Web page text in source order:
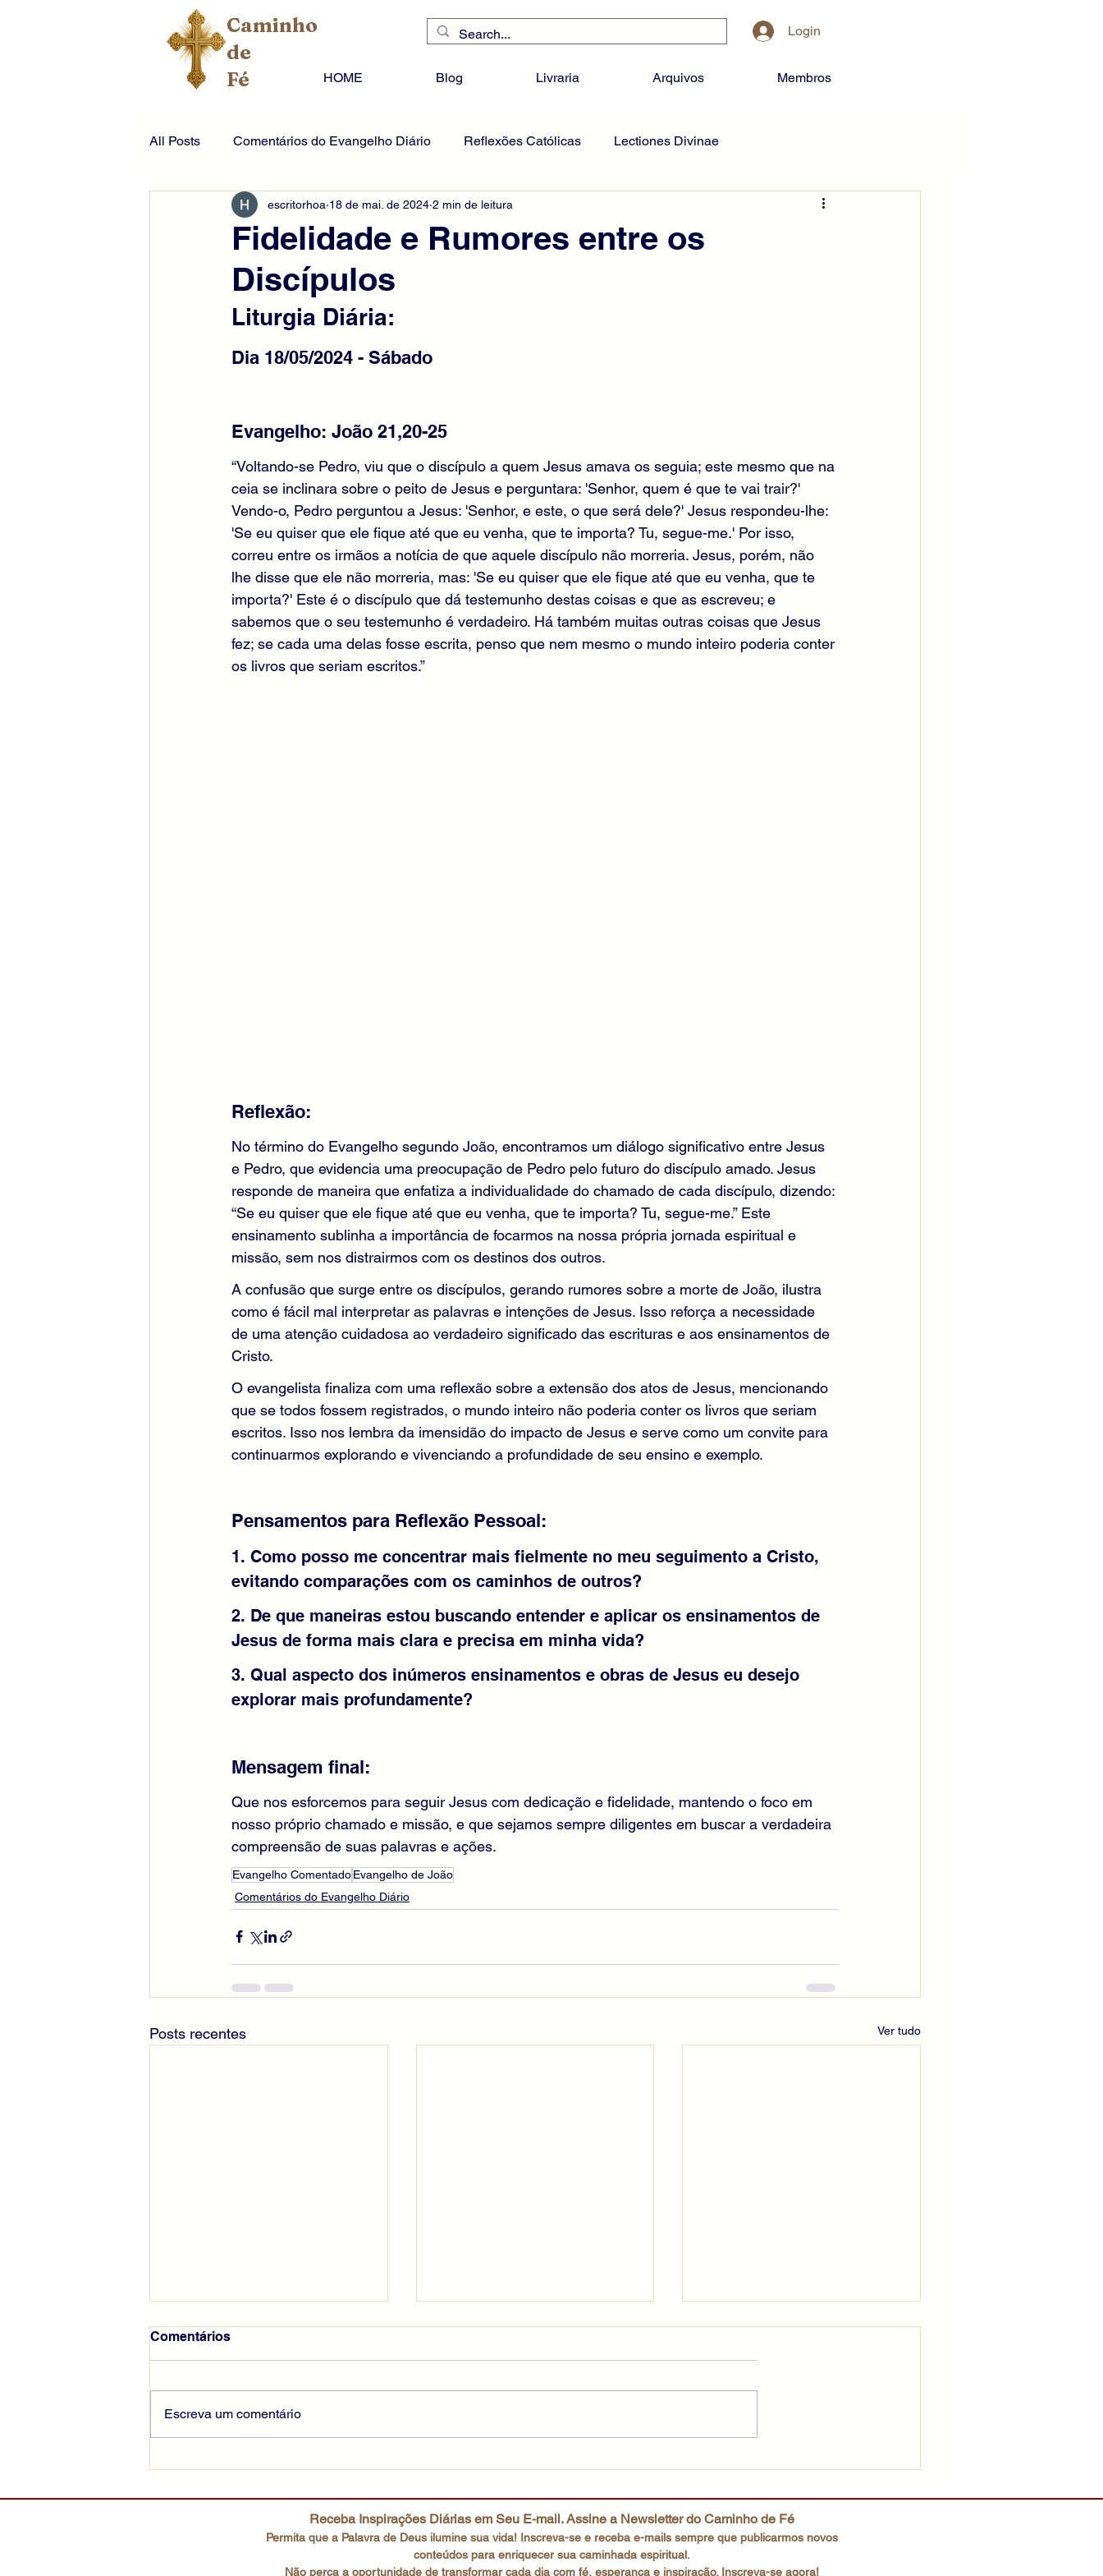
Caminho
de
Fé
Login
HOME Blog Livraria Arquivos Membros
All Posts Comentários do Evangelho Diário Reflexões Católicas Lectiones Divinae
Fidelidade e Rumores entre os
Discípulos
escritorhoa 18 de mai. de 2024 2 min de leitura
Liturgia Diária:
Dia 18/05/2024 - Sábado
Evangelho: João 21,20-25
“Voltando-se Pedro, viu que o discípulo a quem Jesus amava os seguia; este mesmo que na
ceia se inclinara sobre o peito de Jesus e perguntara: 'Senhor, quem é que te vai trair?'
Vendo-o, Pedro perguntou a Jesus: 'Senhor, e este, o que será dele?' Jesus respondeu-lhe:
'Se eu quiser que ele fique até que eu venha, que te importa? Tu, segue-me.' Por isso,
correu entre os irmãos a notícia de que aquele discípulo não morreria. Jesus, porém, não
lhe disse que ele não morreria, mas: 'Se eu quiser que ele fique até que eu venha, que te
importa?' Este é o discípulo que dá testemunho destas coisas e que as escreveu; e
sabemos que o seu testemunho é verdadeiro. Há também muitas outras coisas que Jesus
fez; se cada uma delas fosse escrita, penso que nem mesmo o mundo inteiro poderia conter
os livros que seriam escritos.”
Reflexão:
No término do Evangelho segundo João, encontramos um diálogo significativo entre Jesus
e Pedro, que evidencia uma preocupação de Pedro pelo futuro do discípulo amado. Jesus
responde de maneira que enfatiza a individualidade do chamado de cada discípulo, dizendo:
“Se eu quiser que ele fique até que eu venha, que te importa? Tu, segue-me.” Este
ensinamento sublinha a importância de focarmos na nossa própria jornada espiritual e
missão, sem nos distrairmos com os destinos dos outros.
A confusão que surge entre os discípulos, gerando rumores sobre a morte de João, ilustra
como é fácil mal interpretar as palavras e intenções de Jesus. Isso reforça a necessidade
de uma atenção cuidadosa ao verdadeiro significado das escrituras e aos ensinamentos de
Cristo.
O evangelista finaliza com uma reflexão sobre a extensão dos atos de Jesus, mencionando
que se todos fossem registrados, o mundo inteiro não poderia conter os livros que seriam
escritos. Isso nos lembra da imensidão do impacto de Jesus e serve como um convite para
continuarmos explorando e vivenciando a profundidade de seu ensino e exemplo.
Pensamentos para Reflexão Pessoal:
1. Como posso me concentrar mais fielmente no meu seguimento a Cristo,
evitando comparações com os caminhos de outros?
2. De que maneiras estou buscando entender e aplicar os ensinamentos de
Jesus de forma mais clara e precisa em minha vida?
3. Qual aspecto dos inúmeros ensinamentos e obras de Jesus eu desejo
explorar mais profundamente?
Mensagem final:
Que nos esforcemos para seguir Jesus com dedicação e fidelidade, mantendo o foco em
nosso próprio chamado e missão, e que sejamos sempre diligentes em buscar a verdadeira
compreensão de suas palavras e ações.
Evangelho ComentadoEvangelho de João
Comentários do Evangelho Diário
Posts recentes Ver tudo
Seguir Cristo pela cruz Escutai o Filho amado
Comentários
Escreva um comentário
Receba Inspirações Diárias em Seu E-mail. Assine a Newsletter do Caminho de Fé
Permita que a Palavra de Deus ilumine sua vida! Inscreva-se e receba e-mails sempre que publicarmos novos
conteúdos para enriquecer sua caminhada espiritual.
Não perca a oportunidade de transformar cada dia com fé, esperança e inspiração. Inscreva-se agora!